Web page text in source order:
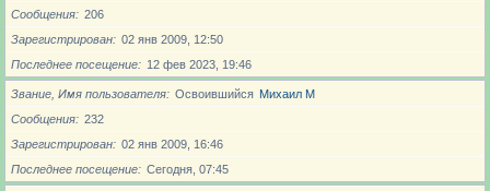
Сообщения
206
Зарегистрирован
02 янв 2009, 12:50
Последнее посещение
12 фев 2023, 19:46
Звание, Имя пользователя Освоившийся Михаил М
Сообщения
232
Зарегистрирован
02 янв 2009, 16:46
Последнее посещение
Сегодня, 07:45